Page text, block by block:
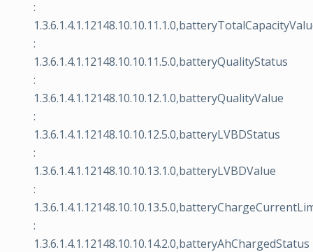
:
:
1.3.6.1.4.1.12148.10.10.11.5.0,batteryQualityStatus
:
1.3.6.1.4.1.12148.10.10.12.1.0,batteryQualityValue
:
1.3.6.1.4.1.12148.10.10.12.5.0,batteryLVBDStatus
:
1.3.6.1.4.1.12148.10.10.13.1.0,batteryLVBDValue
:
:
1.3.6.1.4.1.12148.10.10.14.2.0,batteryAhChargedStatus